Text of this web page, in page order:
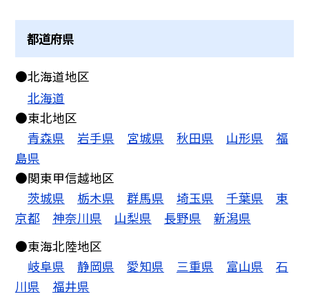
都道府県
●北海道地区
北海道
●東北地区
青森県
岩手県 宮城県 秋田県 山形県
福
島県
●関東甲信越地区
茨城県
栃木県 群馬県 埼玉県 千葉県
東
京都
神奈川県 山梨県 長野県
新潟県
●東海北陸地区
岐阜県
静岡県 愛知県 三重県 富山県
石
川県
福井県